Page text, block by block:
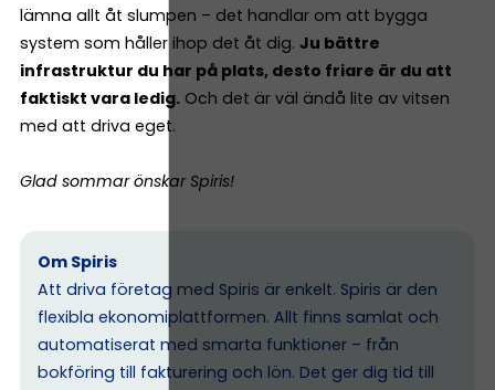
lämna allt åt slumpen – det handlar om att bygga
system som håller ihop det åt dig. Ju bättre
infrastruktur du har på plats, desto friare är du att
faktiskt vara ledig. Och det är väl ändå lite av vitsen
med att driva eget.
Glad sommar önskar Spiris!
Om Spiris
Att driva företag med Spiris är enkelt. Spiris är den
flexibla ekonomiplattformen. Allt finns samlat och
automatiserat med smarta funktioner – från
bokföring till fakturering och lön. Det ger dig tid till